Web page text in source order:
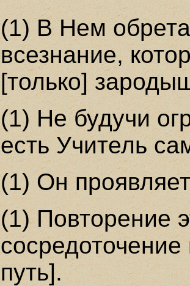
(1) В Нем
всезнание,
[только]
(1) Не будучи
есть Учитель
(1) Он
(1) Повторение
путь].